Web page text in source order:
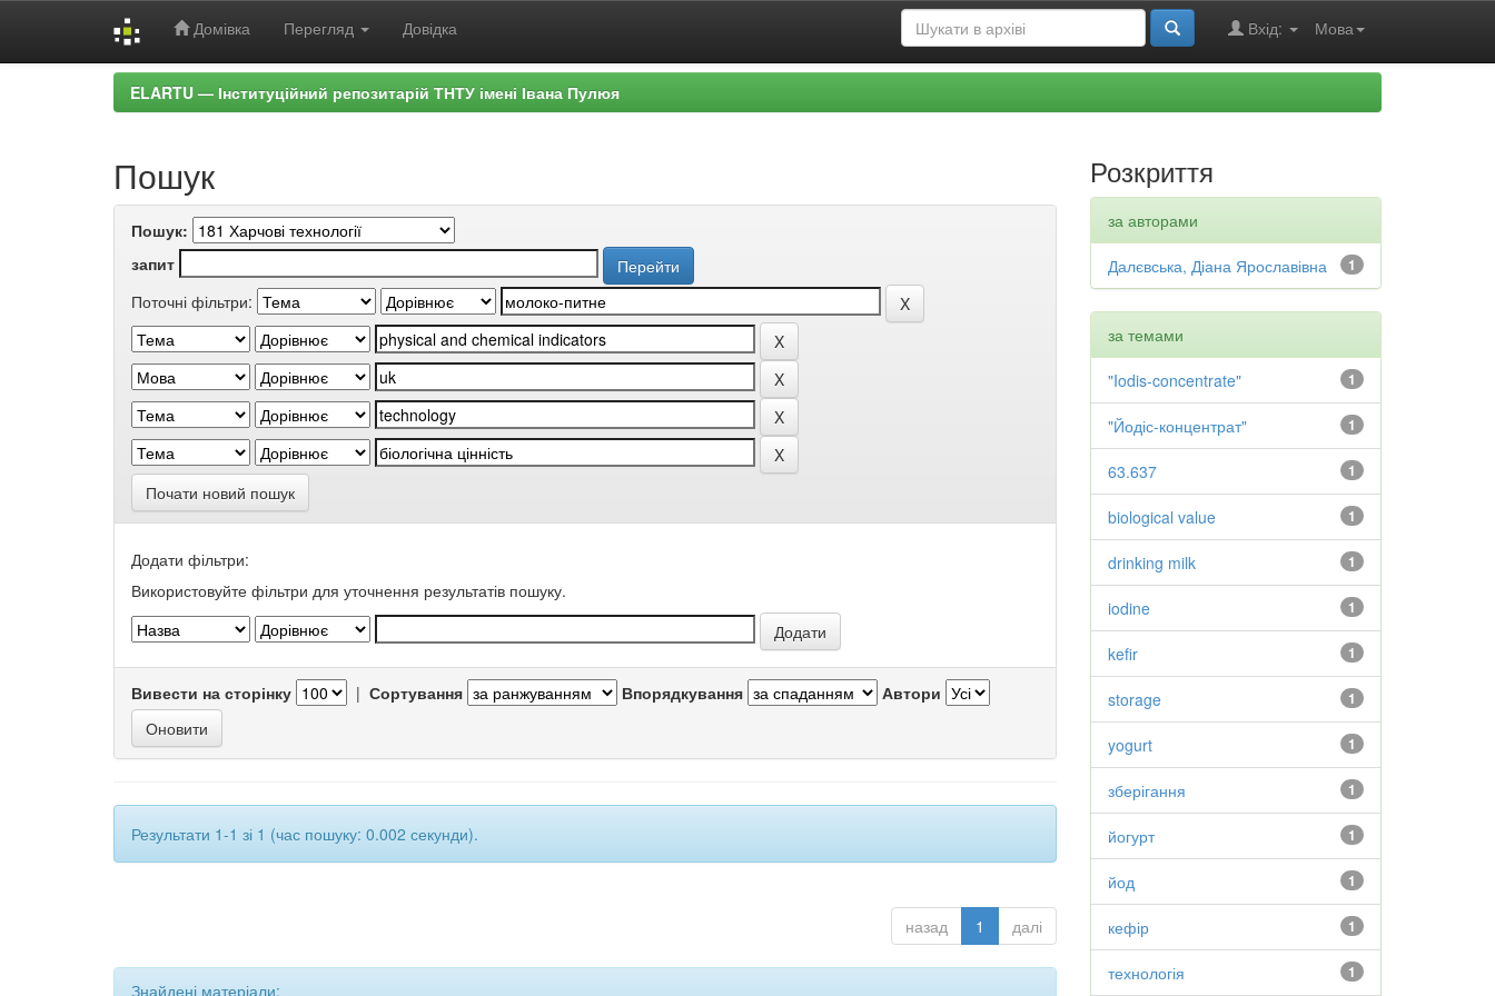
Домівка Перегляд Довідка Мова
Вхід:
ELARTU — Інституційний репозитарій ТНТУ імені Івана Пулюя
Пошук
Пошук:
запит
Поточні фільтри:
Почати новий пошук
Додати фільтри:
Використовуйте фільтри для уточнення результатів пошуку.
Вивести на сторінку | Сортування Впорядкування Автори
Результати 1-1 зі 1 (час пошуку: 0.002 секунди).
назад 1 далі
Знайдені матеріали:
Розкриття
за авторами
1
Далєвська, Діана Ярославівна
за темами
1
"Iodis-concentrate"
1
"Йодіс-концентрат"
1
63.637
1
biological value
1
drinking milk
1
iodine
1
kefir
1
storage
1
yogurt
1
зберігання
1
йогурт
1
йод
1
кефір
1
технологія